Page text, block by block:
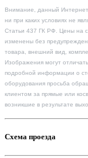
Внимание, данный
ни при каких условиях не
Статьи 437 ГК РФ. Цены на
изменены без
товара, внешний вид,
Изображения могут
подробной информации о
оборудования просьба
клиентом за прямые или
возникшие в результате
Схема проезда